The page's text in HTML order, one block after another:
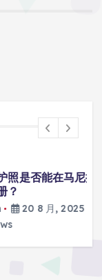
尼拉使用国际